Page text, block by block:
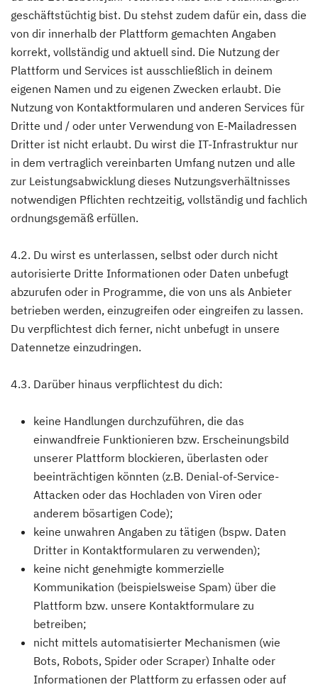
geschäftstüchtig bist. Du stehst zudem dafür ein, dass die
von dir innerhalb der Plattform gemachten Angaben
korrekt, vollständig und aktuell sind. Die Nutzung der
Plattform und Services ist ausschließlich in deinem
eigenen Namen und zu eigenen Zwecken erlaubt. Die
Nutzung von Kontaktformularen und anderen Services für
Dritte und / oder unter Verwendung von E-Mailadressen
Dritter ist nicht erlaubt. Du wirst die IT-Infrastruktur nur
in dem vertraglich vereinbarten Umfang nutzen und alle
zur Leistungsabwicklung dieses Nutzungsverhältnisses
notwendigen Pflichten rechtzeitig, vollständig und fachlich
ordnungsgemäß erfüllen.
4.2. Du wirst es unterlassen, selbst oder durch nicht
autorisierte Dritte Informationen oder Daten unbefugt
abzurufen oder in Programme, die von uns als Anbieter
betrieben werden, einzugreifen oder eingreifen zu lassen.
Du verpflichtest dich ferner, nicht unbefugt in unsere
Datennetze einzudringen.
4.3. Darüber hinaus verpflichtest du dich:
keine Handlungen durchzuführen, die das
einwandfreie Funktionieren bzw. Erscheinungsbild
unserer Plattform blockieren, überlasten oder
beeinträchtigen könnten (z.B. Denial-of-Service-
Attacken oder das Hochladen von Viren oder
anderem bösartigen Code);
keine unwahren Angaben zu tätigen (bspw. Daten
Dritter in Kontaktformularen zu verwenden);
keine nicht genehmigte kommerzielle
Kommunikation (beispielsweise Spam) über die
Plattform bzw. unsere Kontaktformulare zu
betreiben;
nicht mittels automatisierter Mechanismen (wie
Bots, Robots, Spider oder Scraper) Inhalte oder
Informationen der Plattform zu erfassen oder auf